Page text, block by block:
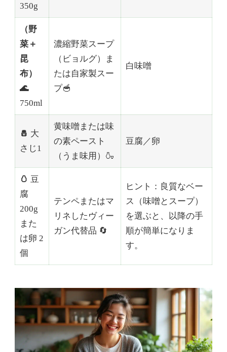
350g
（野
菜＋
昆
布）
🌊
750ml
濃縮野菜スープ
（ビョルグ）ま
たは自家製スー
プ🥣
白味噌
🧂 大
さじ1
黄味噌または味
の素ペースト
（うま味用）🍶
豆腐／卵
🥚 豆
腐
200g
また
は卵 2
個
テンペまたはマ
リネしたヴィー
ガン代替品 🔄
ヒント：良質なベー
ス（味噌とスープ）
を選ぶと、以降の手
順が簡単になりま
す。